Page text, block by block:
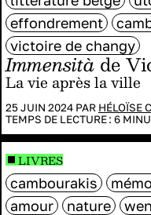
Immensitàde
La vie après la ville
25 JUIN 2024 PAR HÉLOÏSE
TEMPS DE LECTURE : 6
effondrement
victoire de changy
cambourakis
amour
nature
LIVRES